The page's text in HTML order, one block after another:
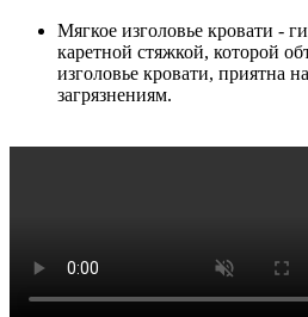
Мягкое изголовье кровати -
каретной стяжкой, которой
изголовье кровати, приятна
загрязнениям.